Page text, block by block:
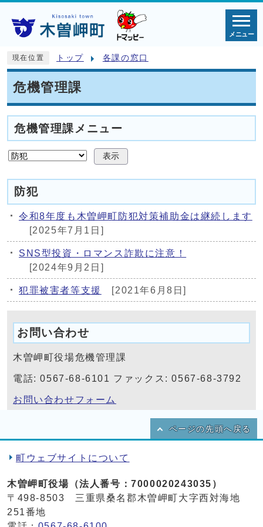
メニュー
現在位置 トップ 各課の窓口
危機管理課
危機管理課メニュー
表示
防犯
令和8年度も木曽岬町防犯対策補助金は継続します
[2025年7月1日]
SNS型投資・ロマンス詐欺に注意！
[2024年9月2日]
犯罪被害者等支援 [2021年6月8日]
お問い合わせ
木曽岬町役場危機管理課
電話: 0567-68-6101 ファックス: 0567-68-3792
お問い合わせフォーム
ページの先頭へ戻る
町ウェブサイトについて
木曽岬町役場（法人番号：7000020243035）
〒498-8503 三重県桑名郡木曽岬町大字西対海地
251番地